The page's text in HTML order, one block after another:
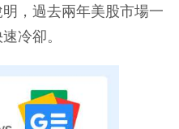
，過去兩年美股市場一
冷卻。